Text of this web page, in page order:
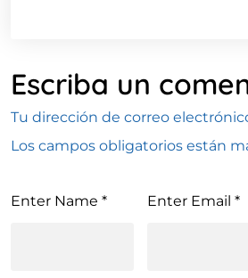
Escriba un
Tu dirección de correo
Los campos obligatorios están
Enter Name * Enter Email*